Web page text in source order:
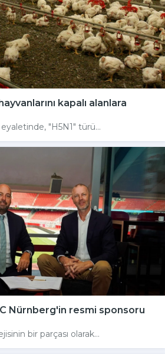
kapalı alanlara
"H5N1" türü...
Nürnberg'in resmi sponsoru
bir parçası olarak...